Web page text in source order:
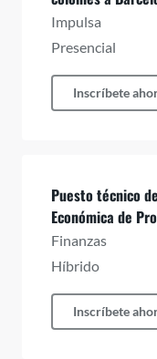
Impulsa
Presencial
Inscríbete
Puesto técnico
Económica de
Finanzas
Híbrido
Inscríbete